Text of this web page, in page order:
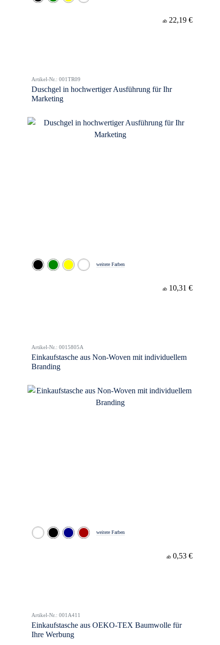
ab 22,19 €
Artikel-Nr.: 001TR09
Duschgel in hochwertiger Ausführung für Ihr
Marketing
weitere Farben
ab 10,31 €
Artikel-Nr.: 0015805A
Einkaufstasche aus Non-Woven mit individuellem
Branding
weitere Farben
ab 0,53 €
Artikel-Nr.: 001A411
Einkaufstasche aus OEKO-TEX Baumwolle für
Ihre Werbung